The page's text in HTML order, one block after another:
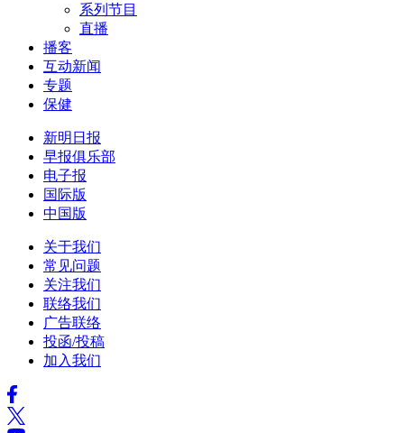
系列节目
直播
播客
互动新闻
专题
保健
新明日报
早报俱乐部
电子报
国际版
中国版
关于我们
常见问题
关注我们
联络我们
广告联络
投函/投稿
加入我们